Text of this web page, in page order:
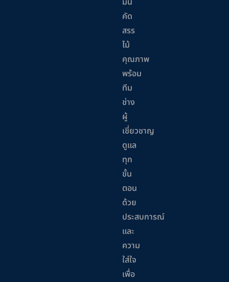
คัด
สรร
ไม้
คุณภาพ
พร้อม
ทีม
ช่าง
ผู้
เชี่ยวชาญ
ดูแล
ทุก
ขั้น
ตอน
ด้วย
ประสบการณ์
และ
ความ
ใส่ใจ
เพื่อ